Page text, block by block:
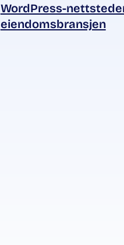
WordPress-
eiendomsbransjen